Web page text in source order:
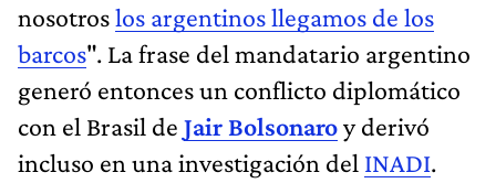
nosotroslos argentinos llegamos de los
barcos". La frase del mandatario argentino
generó entonces un conflicto diplomático
con el Brasil de Jair Bolsonaroy derivó
incluso en una investigación del INADI.